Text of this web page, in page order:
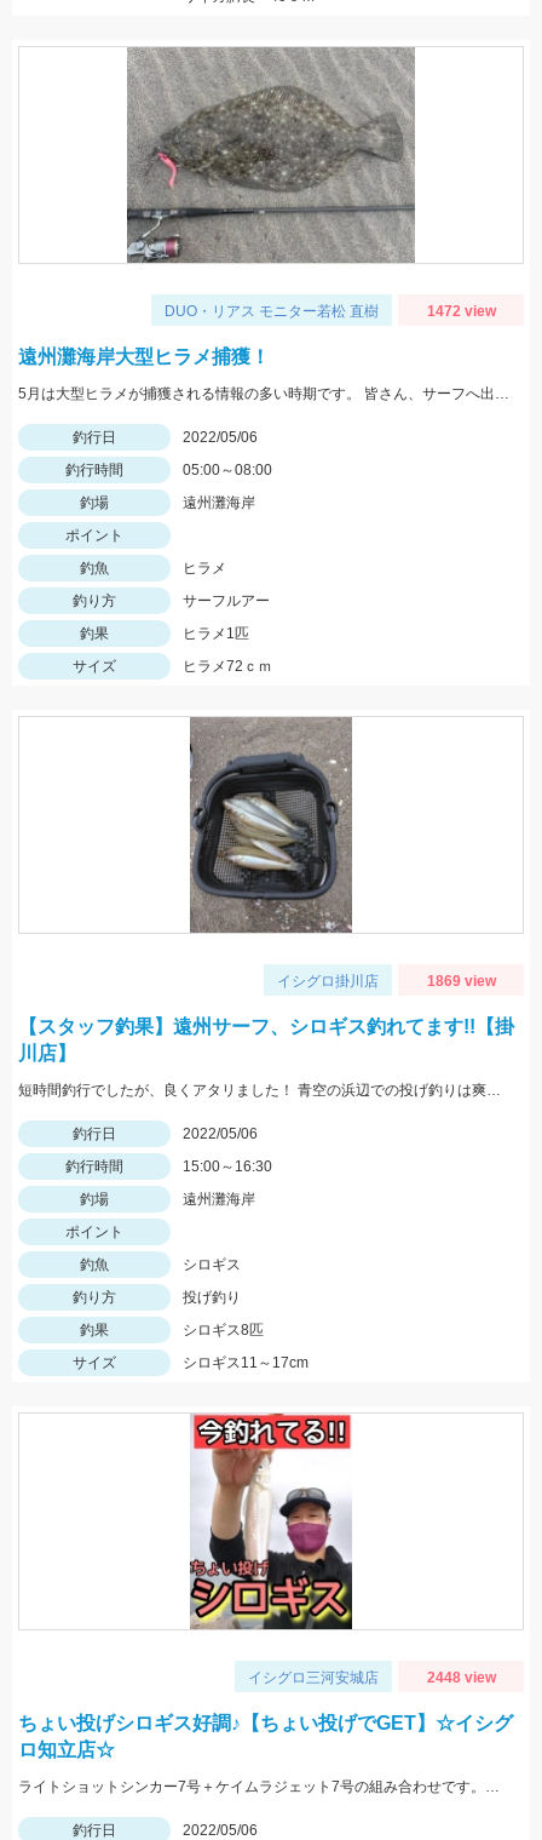
DUO・リアス モニター若松 直樹 1472 view
遠州灘海岸大型ヒラメ捕獲！
5月は大型ヒラメが捕獲される情報の多い時期です。 皆さん、サーフへ出かけましょう！
釣行日
2022/05/06
釣行時間
05:00～08:00
釣場
遠州灘海岸
ポイント
釣魚
ヒラメ
釣り方
サーフルアー
釣果
ヒラメ1匹
サイズ
ヒラメ72ｃｍ
イシグロ掛川店 1869 view
【スタッフ釣果】遠州サーフ、シロギス釣れてます!!【掛
川店】
短時間釣行でしたが、良くアタリました！ 青空の浜辺での投げ釣りは爽快です♪
釣行日
2022/05/06
釣行時間
15:00～16:30
釣場
遠州灘海岸
ポイント
釣魚
シロギス
釣り方
投げ釣り
釣果
シロギス8匹
サイズ
シロギス11～17cm
イシグロ三河安城店 2448 view
ちょい投げシロギス好調♪【ちょい投げでGET】☆イシグ
ロ知立店☆
ライトショットシンカー7号＋ケイムラジェット7号の組み合わせです。ちょい投げで20㎝クラスが釣れています♬
釣行日 2022/05/06